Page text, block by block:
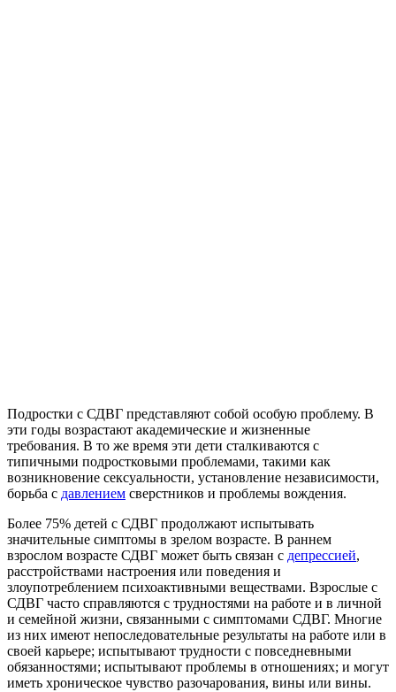
Подростки с СДВГ представляют собой особую проблему. В
эти годы возрастают академические и жизненные
требования. В то же время эти дети сталкиваются с
типичными подростковыми проблемами, такими как
возникновение сексуальности, установление независимости,
борьба с давлением сверстников и проблемы вождения.
Более 75% детей с СДВГ продолжают испытывать
значительные симптомы в зрелом возрасте. В раннем
взрослом возрасте СДВГ может быть связан с депрессией,
расстройствами настроения или поведения и
злоупотреблением психоактивными веществами. Взрослые с
СДВГ часто справляются с трудностями на работе и в личной
и семейной жизни, связанными с симптомами СДВГ. Многие
из них имеют непоследовательные результаты на работе или в
своей карьере; испытывают трудности с повседневными
обязанностями; испытывают проблемы в отношениях; и могут
иметь хроническое чувство разочарования, вины или вины.